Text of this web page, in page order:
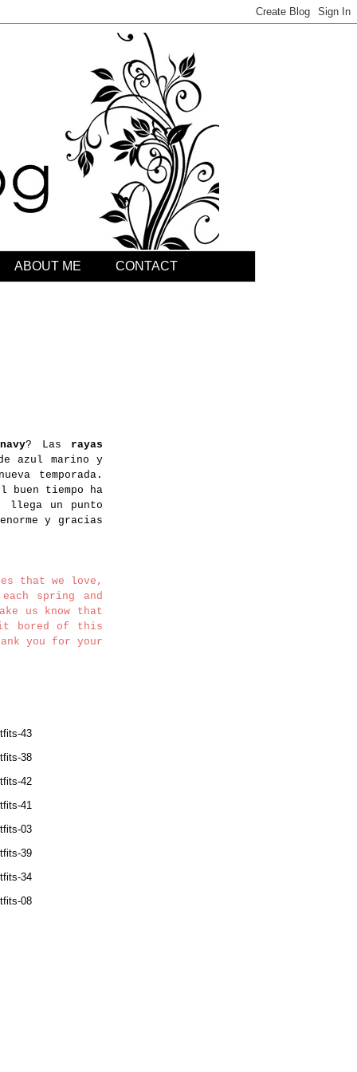
ABOUT ME CONTACT
? Las rayas
azul marino y
temporada.
buen tiempo ha
llega un punto
y gracias
that we love,
spring and
us know that
bored of this
you for your